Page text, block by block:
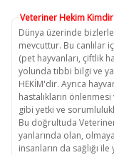
Veteriner Hekim
Dünya üzerinde
mevcuttur. Bu canlılar
(pet hayvanları, çiftlik
yolunda tıbbi bilgi ve
HEKİM'dir. Ayrıca
hastalıkların
gibi yetki ve
Bu doğrultuda
yanlarında olan,
insanların da sağlığı